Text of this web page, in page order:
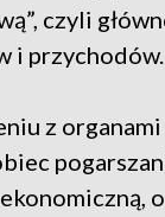
czyli
i przychodów.
z